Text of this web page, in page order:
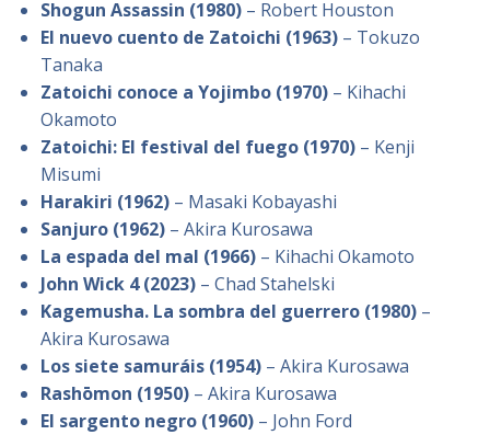
Shogun Assassin (1980) – Robert Houston
El nuevo cuento de Zatoichi (1963) – Tokuzo
Tanaka
Zatoichi conoce a Yojimbo (1970) – Kihachi
Okamoto
Zatoichi: El festival del fuego (1970) – Kenji
Misumi
Harakiri (1962) – Masaki Kobayashi
Sanjuro (1962) – Akira Kurosawa
La espada del mal (1966) – Kihachi Okamoto
John Wick 4 (2023) – Chad Stahelski
Kagemusha. La sombra del guerrero (1980) –
Akira Kurosawa
Los siete samuráis (1954) – Akira Kurosawa
Rashōmon (1950) – Akira Kurosawa
El sargento negro (1960) – John Ford